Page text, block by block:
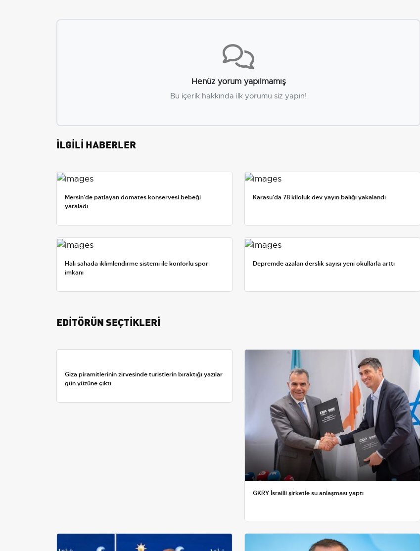
Henüz yorum yapılmamış
Bu içerik hakkında ilk yorumu siz yapın!
İLGİLİ HABERLER
Mersin’de patlayan domates konservesi bebeği
yaraladı
Karasu’da 78 kiloluk dev yayın balığı yakalandı
Halı sahada iklimlendirme sistemi ile konforlu spor
imkanı
Depremde azalan derslik sayısı yeni okullarla arttı
EDİTÖRÜN SEÇTİKLERİ
Giza piramitlerinin zirvesinde turistlerin bıraktığı yazılar
gün yüzüne çıktı
GKRY İsrailli şirketle su anlaşması yaptı